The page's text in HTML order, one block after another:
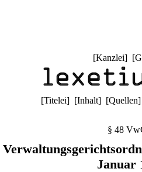
[Kanzlei] [
[Titelei] [Inhalt] [Quellen]
§ 48
Januar